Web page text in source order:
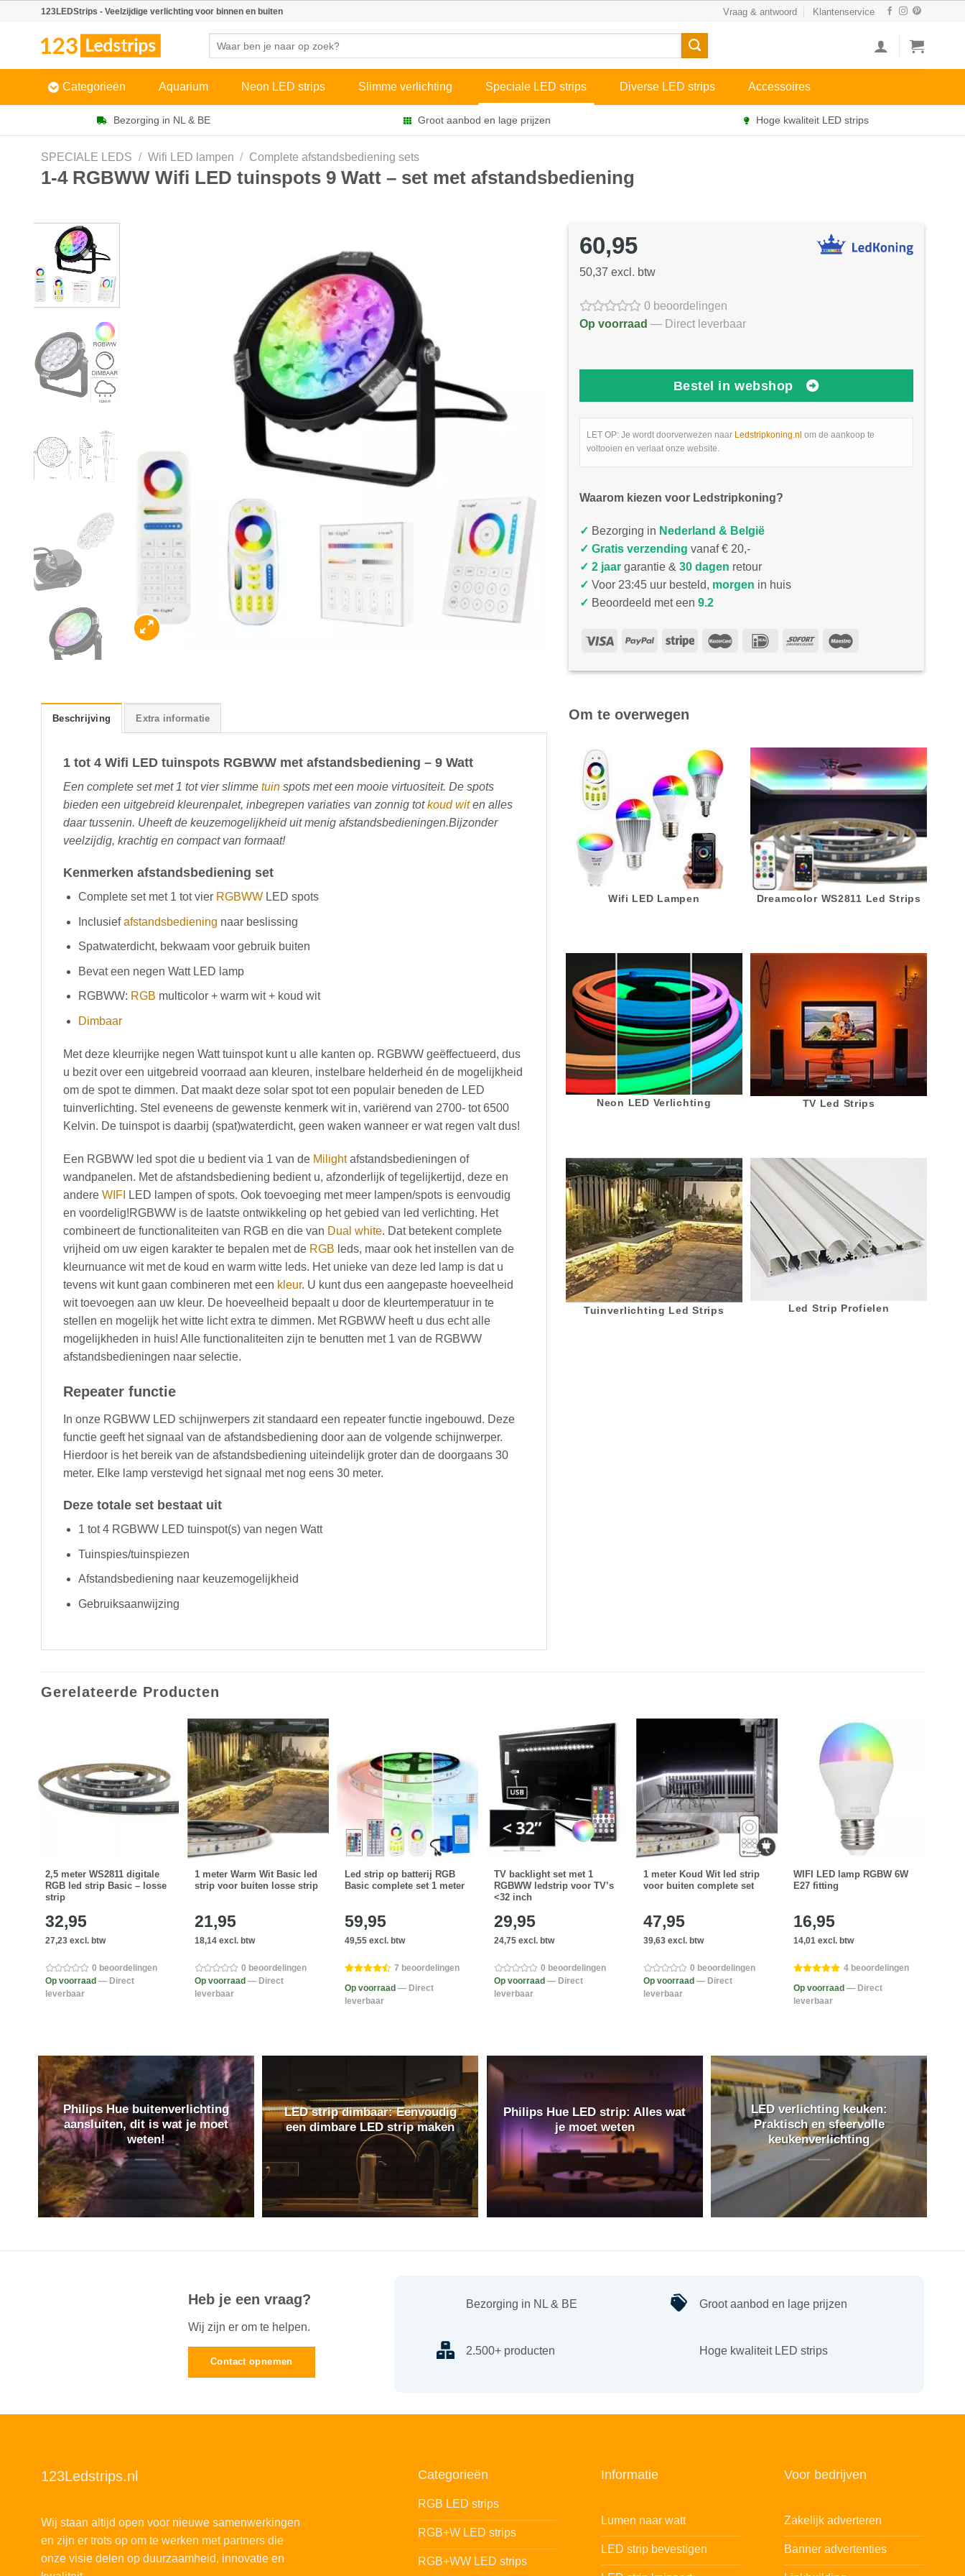
123LEDStrips - Veelzijdige verlichting voor binnen en buiten Vraag & antwoord Klantenservice
Categorieën Aquarium Neon LED strips Slimme verlichting Speciale LED strips Diverse LED strips Accessoires
Bezorging in NL & BE Groot aanbod en lage prijzen Hoge kwaliteit LED strips
SPECIALE LEDS / Wifi LED lampen / Complete afstandsbediening sets
1-4 RGBWW Wifi LED tuinspots 9 Watt – set met afstandsbediening
60,95
50,37 excl. btw
0 beoordelingen
Op voorraad — Direct leverbaar
Bestel in webshop
LET OP: Je wordt doorverwezen naar Ledstripkoning.nl om de aankoop te
voltooien en verlaat onze website.
Waarom kiezen voor Ledstripkoning?
✓ Bezorging in Nederland & België
✓ Gratis verzending vanaf € 20,-
✓ 2 jaar garantie & 30 dagen retour
✓ Voor 23:45 uur besteld, morgen in huis
✓ Beoordeeld met een 9.2
Beschrijving Extra informatie
1 tot 4 Wifi LED tuinspots RGBWW met afstandsbediening – 9 Watt
Een complete set met 1 tot vier slimme tuin spots met een mooie virtuositeit. De spots
bieden een uitgebreid kleurenpalet, inbegrepen variaties van zonnig totkoud witen alles
daar tussenin. Uheeft de keuzemogelijkheid uit menig afstandsbedieningen.Bijzonder
veelzijdig, krachtig en compact van formaat!
Kenmerken afstandsbediening set
Complete set met 1 tot vier RGBWWLED spots
Inclusiefafstandsbediening naar beslissing
Spatwaterdicht, bekwaam voor gebruik buiten
Bevat een negen Watt LED lamp
RGBWW: RGB multicolor + warm wit + koud wit
Dimbaar
Met deze kleurrijke negen Watt tuinspot kunt u alle kanten op. RGBWW geëffectueerd, dus
u bezit over een uitgebreid voorraad aan kleuren, instelbare helderheid én de mogelijkheid
om de spot te dimmen. Dat maakt deze solar spot tot een populair beneden de LED
tuinverlichting. Stel eveneens de gewenste kenmerk wit in, variërend van 2700- tot 6500
Kelvin. De tuinspot is daarbij (spat)waterdicht, geen waken wanneer er wat regen valt dus!
Een RGBWW led spot die u bedient via 1 van de Milightafstandsbedieningen of
wandpanelen. Met de afstandsbediening bedient u, afzonderlijk of tegelijkertijd, deze en
andere WIFI
LED lampen of spots. Ook toevoeging met meer lampen/spots is eenvoudig
en voordelig!RGBWW is de laatste ontwikkeling op het gebied van led verlichting. Het
combineert de functionaliteiten van RGB en die van Dual white. Dat betekent complete
vrijheid om uw eigen karakter te bepalen met de RGB leds, maar ook het instellen van de
kleurnuance wit met de koud en warm witte leds. Het unieke van deze led lamp is dat u
tevens wit kunt gaan combineren met een kleur. U kunt dus een aangepaste hoeveelheid
wit toevoegen aan uw kleur. De hoeveelheid bepaalt u door de kleurtemperatuur in te
stellen en mogelijk het witte licht extra te dimmen. Met RGBWW heeft u dus echt alle
mogelijkheden in huis! Alle functionaliteiten zijn te benutten met 1 van de RGBWW
afstandsbedieningen naar selectie.
Repeater functie
In onze RGBWW LED schijnwerpers zit standaard een repeater functie ingebouwd. Deze
functie geeft het signaal van de afstandsbediening door aan de volgende schijnwerper.
Hierdoor is het bereik van de afstandsbediening uiteindelijk groter dan de doorgaans 30
meter. Elke lamp verstevigd het signaal met nog eens 30 meter.
Deze totale set bestaat uit
1 tot 4 RGBWW LED tuinspot(s) van negen Watt
Tuinspies/tuinspiezen
Afstandsbediening naar keuzemogelijkheid
Gebruiksaanwijzing
Om te overwegen
Wifi LED Lampen Dreamcolor WS2811 Led Strips
Neon LED Verlichting TV Led Strips
Tuinverlichting Led Strips Led Strip Profielen
Gerelateerde Producten
2,5 meter WS2811 digitale
RGB led strip Basic – losse
strip
32,95
27,23 excl. btw
0 beoordelingen
Op voorraad — Direct
leverbaar
1 meter Warm Wit Basic led
strip voor buiten losse strip
21,95
18,14 excl. btw
0 beoordelingen
Op voorraad — Direct
leverbaar
Led strip op batterij RGB
Basic complete set 1 meter
59,95
49,55 excl. btw
7 beoordelingen
Op voorraad — Direct
leverbaar
TV backlight set met 1
RGBWW ledstrip voor TV’s
<32 inch
29,95
24,75 excl. btw
0 beoordelingen
Op voorraad — Direct
leverbaar
1 meter Koud Wit led strip
voor buiten complete set
47,95
39,63 excl. btw
0 beoordelingen
Op voorraad — Direct
leverbaar
WIFI LED lamp RGBW 6W
E27 fitting
16,95
14,01 excl. btw
4 beoordelingen
Op voorraad — Direct
leverbaar
Philips Hue buitenverlichting
aansluiten, dit is wat je moet
weten!
LED strip dimbaar: Eenvoudig
een dimbare LED strip maken
Philips Hue LED strip: Alles wat
je moet weten
LED verlichting keuken:
Praktisch en sfeervolle
keukenverlichting
Heb je een vraag?
Wij zijn er om te helpen.
Contact opnemen
Bezorging in NL & BE
2.500+ producten
Groot aanbod en lage prijzen
Hoge kwaliteit LED strips
123Ledstrips.nl
Wij staan altijd open voor nieuwe samenwerkingen
en zijn er trots op om te werken met partners die
onze visie delen op duurzaamheid, innovatie en
Categorieën
RGB LED strips
RGB+W LED strips
RGB+WW LED strips
Informatie
Lumen naar watt
LED strip bevestigen
Voor bedrijven
Zakelijk adverteren
Banner advertenties